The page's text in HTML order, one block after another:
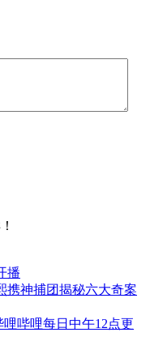
播
携神捕团揭秘六大奇案
哩哔哩每日中午12点更